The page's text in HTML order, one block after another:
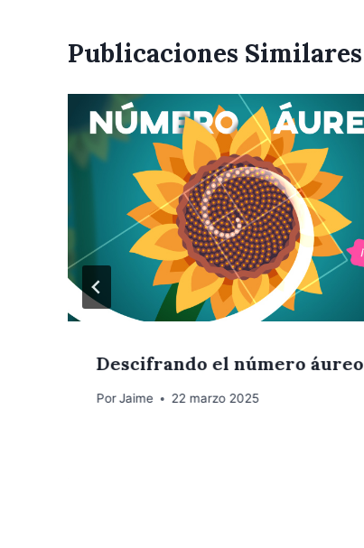
Publicaciones Similares
Descifrando el número áureo
PorJaime 22 marzo 2025